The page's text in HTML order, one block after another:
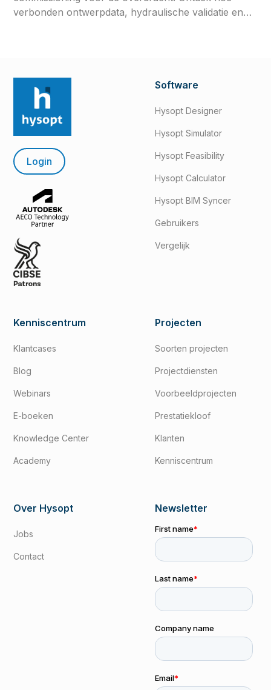
verbonden ontwerpdata, hydraulische validatie en
Login
Software
Hysopt Designer
Hysopt Simulator
Hysopt Feasibility
Hysopt Calculator
Hysopt BIM Syncer
Gebruikers
Vergelijk
Kenniscentrum
Klantcases
Blog
Webinars
E-boeken
Knowledge Center
Academy
Projecten
Soorten projecten
Projectdiensten
Voorbeeldprojecten
Prestatiekloof
Klanten
Kenniscentrum
Over Hysopt
Jobs
Contact
Newsletter